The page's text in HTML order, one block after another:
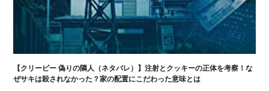
【クリーピー 偽りの隣人（ネタバレ）】注射とクッキーの正体を考察！な
ぜサキは殺されなかった？家の配置にこだわった意味とは